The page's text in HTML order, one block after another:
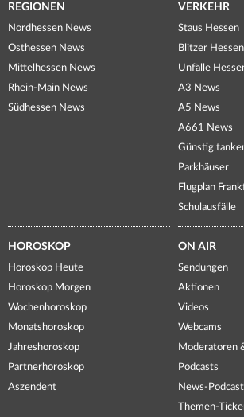
REGIONEN
Nordhessen News
Osthessen News
Mittelhessen News
Rhein-Main News
Südhessen News
VERKEHR
Staus Hessen
Blitzer Hessen
Unfälle
A3 News
A5 News
A661 News
Günstig
Parkhäuser
Flugplan
Schulausfälle
HOROSKOP
Horoskop Heute
Horoskop Morgen
Wochenhoroskop
Monatshoroskop
Jahreshoroskop
Partnerhoroskop
Aszendent
ON AIR
Sendungen
Aktionen
Videos
Webcams
Moderatoren
Podcasts
News-Podcast
Themen-